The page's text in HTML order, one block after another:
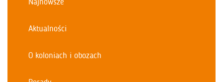
Aktualności
O koloniach i obozach